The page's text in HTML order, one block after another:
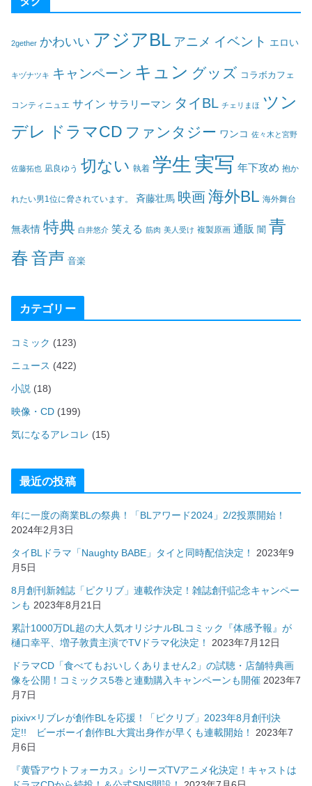
2gether かわいい アジアBL アニメ イベント エロい
キヅナツキ キャンペーン キュン グッズ コラボカフェ
コンティニュエ サイン サラリーマン タイBL チェリまほ ツン
デレ ドラマCD ファンタジー ワンコ 佐々木と宮野
佐藤拓也 凪良ゆう 切ない 執着 学生 実写 年下攻め 抱か
れたい男1位に脅されています。 斉藤壮馬 映画海外BL 海外舞台
無表情 特典 白井悠介 笑える 筋肉 美人受け 複製原画 通販 闇 青
春音声 音楽
カテゴリー
コミック (123)
ニュース (422)
小説 (18)
映像・CD (199)
気になるアレコレ (15)
最近の投稿
年に一度の商業BLの祭典！「BLアワード2024」2/2投票開始！
2024年2月3日
タイBLドラマ「Naughty BABE」タイと同時配信決定！
2023年9
月5日
8月創刊新雑誌「ピクリブ」連載作決定！雑誌創刊記念キャンペー
ンも 2023年8月21日
累計1000万DL超の大人気オリジナルBLコミック『体感予報』が
樋口幸平、増子敦貴主演でTVドラマ化決定！
2023年7月12日
ドラマCD「食べてもおいしくありません2」の試聴・店舗特典画
像を公開！コミックス5巻と連動購入キャンペーンも開催 2023年7
月7日
pixiv×リブレが創作BLを応援！「ピクリブ」2023年8月創刊決
定!! ビーボーイ創作BL大賞出身作が早くも連載開始！
2023年7
月6日
『黄昏アウトフォーカス』シリーズTVアニメ化決定！キャストは